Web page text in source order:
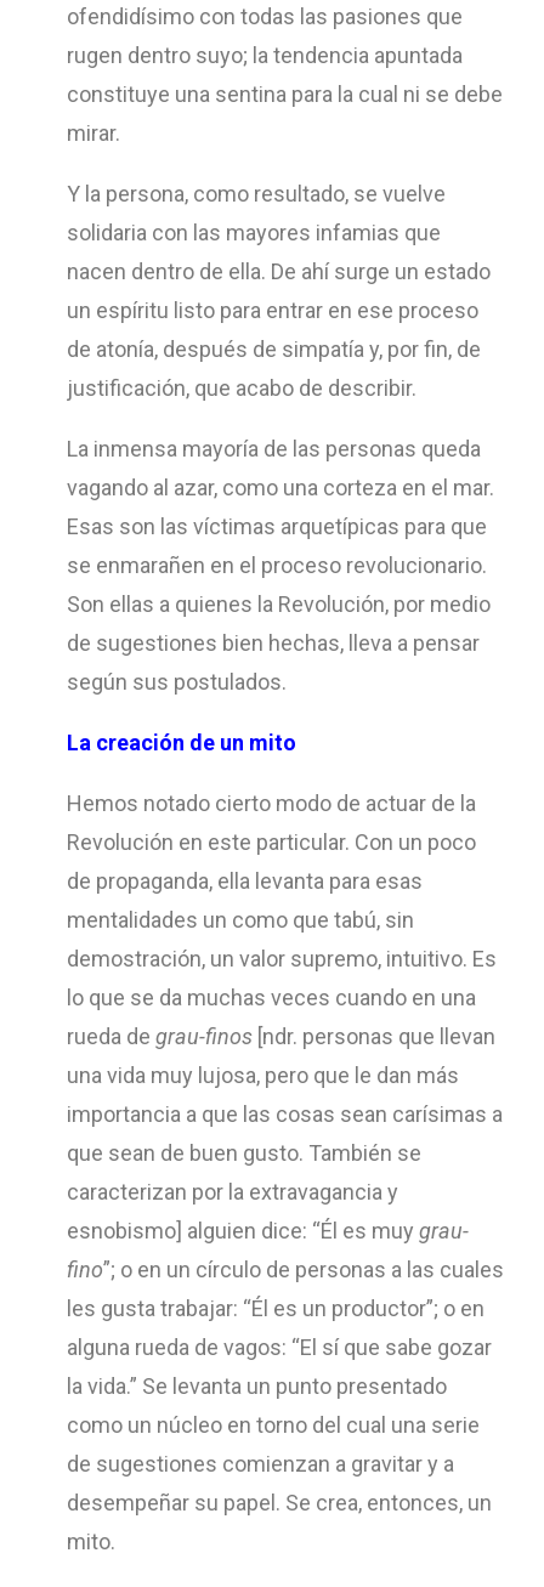
ofendidísimo con todas las pasiones que
rugen dentro suyo; la tendencia apuntada
constituye una sentina para la cual ni se debe
mirar.
Y la persona, como resultado, se vuelve
solidaria con las mayores infamias que
nacen dentro de ella. De ahí surge un estado
un espíritu listo para entrar en ese proceso
de atonía, después de simpatía y, por fin, de
justificación, que acabo de describir.
La inmensa mayoría de las personas queda
vagando al azar, como una corteza en el mar.
Esas son las víctimas arquetípicas para que
se enmarañen en el proceso revolucionario.
Son ellas a quienes la Revolución, por medio
de sugestiones bien hechas, lleva a pensar
según sus postulados.
La creación de un mito
Hemos notado cierto modo de actuar de la
Revolución en este particular. Con un poco
de propaganda, ella levanta para esas
mentalidades un como que tabú, sin
demostración, un valor supremo, intuitivo. Es
lo que se da muchas veces cuando en una
rueda de grau-finos [ndr. personas que llevan
una vida muy lujosa, pero que le dan más
importancia a que las cosas sean carísimas a
que sean de buen gusto. También se
caracterizan por la extravagancia y
esnobismo] alguien dice: “Él es muy grau-
fino”; o en un círculo de personas a las cuales
les gusta trabajar: “Él es un productor”; o en
alguna rueda de vagos: “El sí que sabe gozar
la vida.” Se levanta un punto presentado
como un núcleo en torno del cual una serie
de sugestiones comienzan a gravitar y a
desempeñar su papel. Se crea, entonces, un
mito.